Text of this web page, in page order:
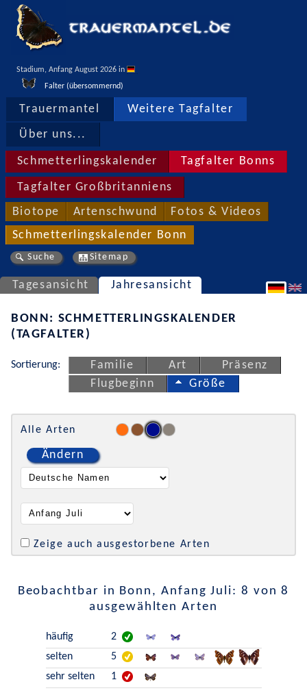
Stadium, Anfang August 2026 in
Falter (übersommernd)
Trauermantel Weitere Tagfalter
Über uns...
Schmetterlingskalender Tagfalter Bonns
Tagfalter Großbritanniens
Biotope Artenschwund Fotos & Videos
Schmetterlingskalender Bonn
Suche Sitemap
Tagesansicht Jahresansicht
BONN: SCHMETTERLINGSKALENDER
(TAGFALTER)
Sortierung: Familie Art
Präsenz
Flugbeginn
Größe
Alle Arten
Ändern
Zeige auch ausgestorbene Arten
Beobachtbar in Bonn, Anfang Juli: 8 von 8
ausgewählten Arten
häufig
2
selten
5
sehr selten
1